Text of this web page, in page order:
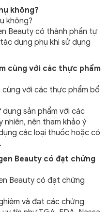
không?
không?
Beauty có thành phần tự
dụng phụ khi sử dụng
cùng với các thực phẩm
với các thực phẩm bổ
sản phẩm với các
nhiên, nên tham khảo ý
các loại thuốc hoặc có
Beauty có đạt chứng
Beauty có đạt chứng
và đạt các chứng